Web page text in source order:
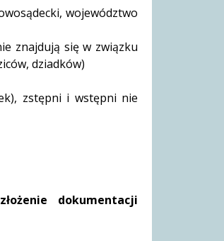
województwo
znajdują się w związku
dziadków)
zstępni i wstępni nie
dokumentacji